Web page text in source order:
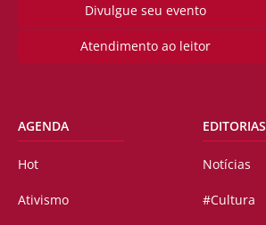
Divulgue seu evento
Atendimento ao leitor
AGENDA
Hot
Ativismo
EDITORIAS
Notícias
#Cultura